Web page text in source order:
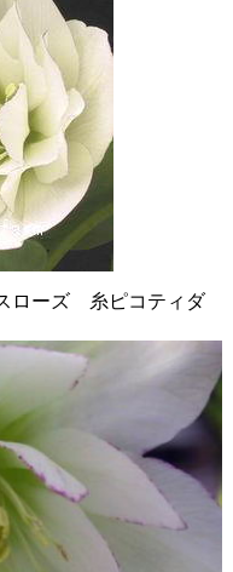
ローズ 糸ピコティダ